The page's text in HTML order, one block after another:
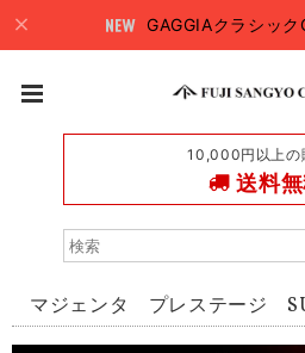
GAGGIAクラシック
10,000円以上の
送料
マジェンタ プレステージ